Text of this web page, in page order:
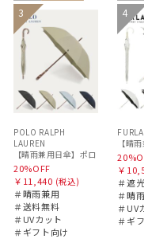
セー
ル
送料無
料
ギフト
向け
WOME
N
3
POLO RALPH
LAUREN
【晴雨兼用日傘】ポロ ラルフ ロ
20%OFF
￥11,440 (税込)
＃晴雨兼用
＃送料無料
＃UVカット
＃ギフト向け
予約
ギフト
向け
N
4
FURLA
【晴雨
￥
＃遮光
＃晴雨
＃UVカ
＃ギフ